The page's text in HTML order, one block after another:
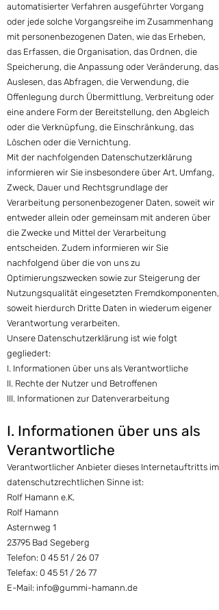
automatisierter Verfahren ausgeführter Vorgang
oder jede solche Vorgangsreihe im Zusammenhang
mit personenbezogenen Daten, wie das Erheben,
das Erfassen, die Organisation, das Ordnen, die
Speicherung, die Anpassung oder Veränderung, das
Auslesen, das Abfragen, die Verwendung, die
Offenlegung durch Übermittlung, Verbreitung oder
eine andere Form der Bereitstellung, den Abgleich
oder die Verknüpfung, die Einschränkung, das
Löschen oder die Vernichtung.
Mit der nachfolgenden Datenschutzerklärung
informieren wir Sie insbesondere über Art, Umfang,
Zweck, Dauer und Rechtsgrundlage der
Verarbeitung personenbezogener Daten, soweit wir
entweder allein oder gemeinsam mit anderen über
die Zwecke und Mittel der Verarbeitung
entscheiden. Zudem informieren wir Sie
nachfolgend über die von uns zu
Optimierungszwecken sowie zur Steigerung der
Nutzungsqualität eingesetzten Fremdkomponenten,
soweit hierdurch Dritte Daten in wiederum eigener
Verantwortung verarbeiten.
Unsere Datenschutzerklärung ist wie folgt
gegliedert:
I. Informationen über uns als Verantwortliche
II. Rechte der Nutzer und Betroffenen
III. Informationen zur Datenverarbeitung
I. Informationen über uns als
Verantwortliche
Verantwortlicher Anbieter dieses Internetauftritts im
datenschutzrechtlichen Sinne ist:
Rolf Hamann e.K.
Rolf Hamann
Asternweg 1
23795 Bad Segeberg
Telefon: 0 45 51 / 26 07
Telefax: 0 45 51 / 26 77
E-Mail: info@gummi-hamann.de